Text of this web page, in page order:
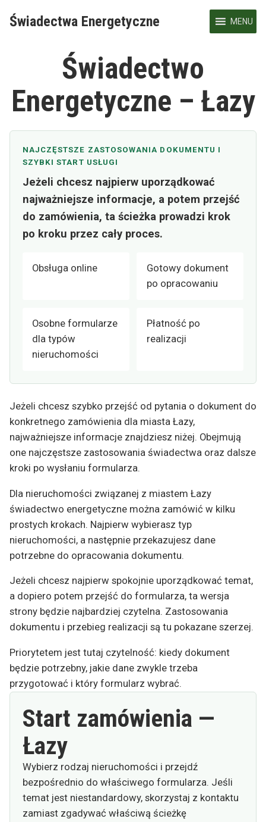
Świadectwa Energetyczne MENU
Świadectwo
Energetyczne – Łazy
NAJCZĘSTSZE ZASTOSOWANIA DOKUMENTU I
SZYBKI START USŁUGI
Jeżeli chcesz najpierw uporządkować
najważniejsze informacje, a potem przejść
do zamówienia, ta ścieżka prowadzi krok
po kroku przez cały proces.
Obsługa online
Gotowy dokument
po opracowaniu
Osobne formularze
dla typów
nieruchomości
Płatność po
realizacji
Jeżeli chcesz szybko przejść od pytania o dokument do
konkretnego zamówienia dla miasta Łazy,
najważniejsze informacje znajdziesz niżej. Obejmują
one najczęstsze zastosowania świadectwa oraz dalsze
kroki po wysłaniu formularza.
Dla nieruchomości związanej z miastem Łazy
świadectwo energetyczne można zamówić w kilku
prostych krokach. Najpierw wybierasz typ
nieruchomości, a następnie przekazujesz dane
potrzebne do opracowania dokumentu.
Jeżeli chcesz najpierw spokojnie uporządkować temat,
a dopiero potem przejść do formularza, ta wersja
strony będzie najbardziej czytelna. Zastosowania
dokumentu i przebieg realizacji są tu pokazane szerzej.
Priorytetem jest tutaj czytelność: kiedy dokument
będzie potrzebny, jakie dane zwykle trzeba
przygotować i który formularz wybrać.
Start zamówienia —
Łazy
Wybierz rodzaj nieruchomości i przejdź
bezpośrednio do właściwego formularza. Jeśli
temat jest niestandardowy, skorzystaj z kontaktu
zamiast zgadywać właściwą ścieżkę